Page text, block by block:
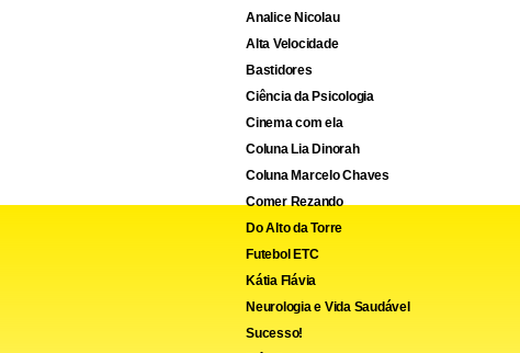
Analice Nicolau
Alta Velocidade
Bastidores
Ciência da Psicologia
Cinema com ela
Coluna Lia Dinorah
Coluna Marcelo Chaves
Comer Rezando
Do Alto da Torre
Futebol ETC
Kátia Flávia
Neurologia e Vida Saudável
Sucesso!